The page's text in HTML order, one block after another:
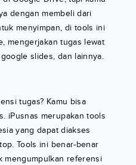
dengan membeli dari
menyimpan, di tools ini
mengerjakan tugas lewat
slides, dan lainnya.
tugas? Kamu bisa
iPusnas merupakan tools
yang dapat diakses
Tools ini benar-benar
mengumpulkan referensi